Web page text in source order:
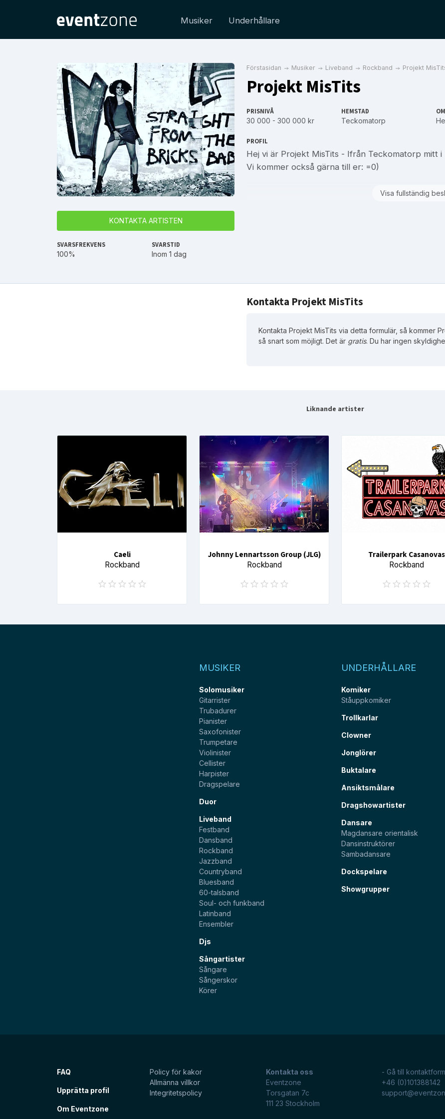
Musiker Underhållare
KONTAKTA ARTISTEN
SVARSFREKVENS
100%
SVARSTID
Inom 1 dag
Förstasidan Musiker Liveband Rockband Projekt
Projekt MisTits
PRISNIVÅ
30 000 - 300 000 kr
HEMSTAD
Teckomatorp
PROFIL
Hej vi är Projekt MisTits - Ifrån Teckomatorp mitt
Vi kommer också gärna till er: =0)
Visa fullständig
Kontakta Projekt MisTits
Kontakta Projekt MisTits via detta formulär, så kommer
så snart som möjligt. Det är gratis. Du har ingen
Liknande artister
Caeli
Rockband
Johnny Lennartsson Group (JLG)
Rockband
Trailerpark Casanovas
Rockband
MUSIKER
Solomusiker
Gitarrister
Trubadurer
Pianister
Saxofonister
Trumpetare
Violinister
Cellister
Harpister
Dragspelare
Duor
Liveband
Festband
Dansband
Rockband
Jazzband
Countryband
Bluesband
60-talsband
Soul- och funkband
Latinband
Ensembler
Djs
Sångartister
Sångare
Sångerskor
Körer
UNDERHÅLLARE
Komiker
Ståuppkomiker
Trollkarlar
Clowner
Jonglörer
Buktalare
Ansiktsmålare
Dragshowartister
Dansare
Magdansare orientalisk
Dansinstruktörer
Sambadansare
Dockspelare
Showgrupper
FAQ
Upprätta profil
Om Eventzone
Policy för kakor
Allmänna villkor
Integritetspolicy
Kontakta oss
Eventzone
Torsgatan 7c
111 23 Stockholm
- Gå till
+46 (0)101388142